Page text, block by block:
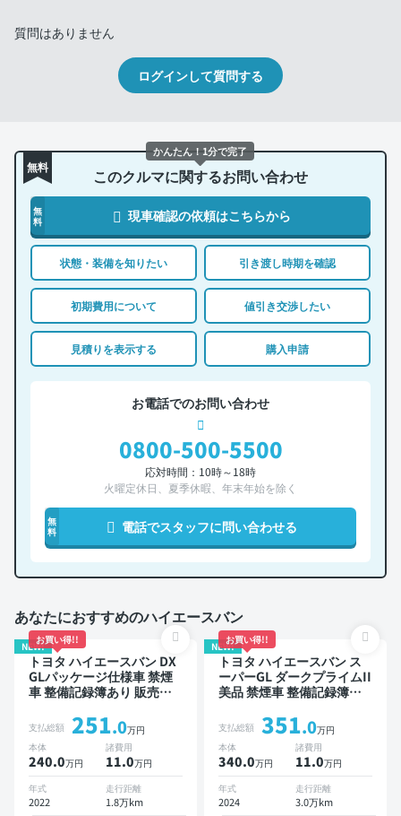
質問はありません
ログインして質問する
無料 このクルマに関するお問い合わせ
無
料
現車確認の依頼はこちらから
状態・装備を知りたい 引き渡し時期を確認
初期費用について 値引き交渉したい
見積りを表示する 購入申請
お電話でのお問い合わせ
0800-500-5500
応対時間：10時～18時
火曜定休日、夏季休暇、年末年始を除く
無
料
電話でスタッフに問い合わせる
あなたにおすすめのハイエースバン
NEW!
お買い得!!
トヨタ ハイエースバン DX
GLパッケージ仕様車 禁煙
車 整備記録簿あり 販売店
ルインナーミラー ワイヤレ
スキー ETC バックモニタ
ー 全方位カメラ 衝突軽減
支払総額 251.0万円
本体
240.0万円
諸費用
11.0万円
年式
2022
走行距離
1.8万km
NEW!
お買い得!!
トヨタ ハイエースバン ス
ーパーGL ダークプライムII
美品 禁煙車 整備記録簿あ
支払総額 351.0万円
本体
340.0万円
諸費用
11.0万円
年式
2024
走行距離
3.0万km
かんたん！1分で完了